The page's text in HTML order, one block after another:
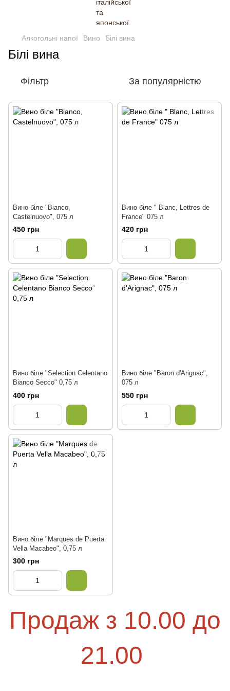
Алкогольні напої Вино Білі вина
Білі вина
Фільтр За популярністю
Вино біле "Bianco,
Castelnuovo", 075 л
450 грн
Вино біле " Blanc, Lettres de
France" 075 л
420 грн
Вино біле "Selection Celentano
Bianco Secco" 0,75 л
400 грн
Вино біле "Baron d'Arignac",
075 л
550 грн
Вино біле "Marques de Puerta
Vella Macabeo", 0,75 л
300 грн
Продаж з 10.00 до
21.00